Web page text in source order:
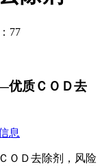
77
质ＣＯＤ去
息
Ｄ去除剂，风险